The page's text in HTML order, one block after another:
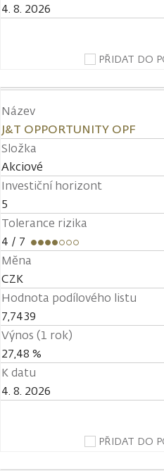
4. 8. 2026
PŘIDAT DO
Název
J&T OPPORTUNITY OPF
Složka
Akciové
Investiční horizont
5
Tolerance rizika
4 / 7
Měna
CZK
Hodnota podílového listu
7,7439
Výnos (1 rok)
27,48 %
K datu
4. 8. 2026
PŘIDAT DO